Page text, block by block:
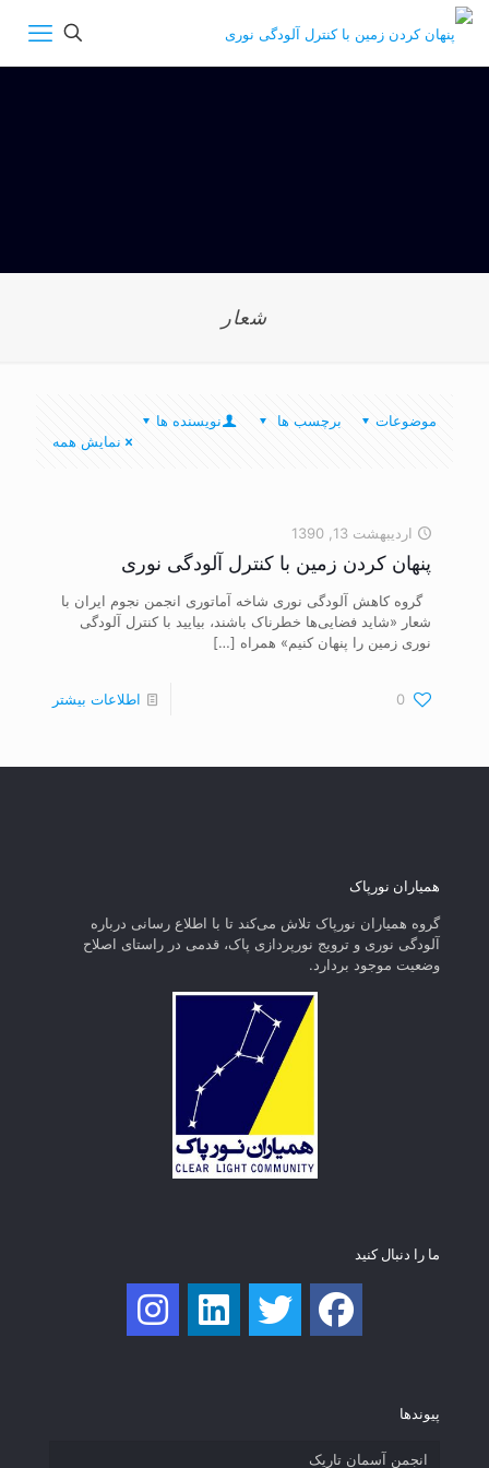
شعار
موضوعات برچسب ها
نویسنده ها
نمایش همه
اردیبهشت 13, 1390
پنهان کردن زمین با کنترل آلودگی نوری
گروه‌ کاهش آلودگی نوری شاخه آماتوری انجمن نجوم ایران با
شعار «شاید فضایی‌ها خطرناک باشند، بیایید با کنترل آلودگی
نوری زمین را پنهان کنیم» همراه […]
0 اطلاعات بیشتر
همیاران نورپاک
گروه همیاران نورپاک تلاش می‌کند تا با اطلاع رسانی درباره
آلودگی نوری و ترویج نورپردازی پاک، قدمی در راستای‌ اصلاح
وضعیت موجود بردارد.
ما را دنبال کنید
پیوند‌ها
انجمن آسمان تاریک